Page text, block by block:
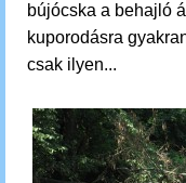
bújócska a behajló
kuporodásra
csak ilyen...